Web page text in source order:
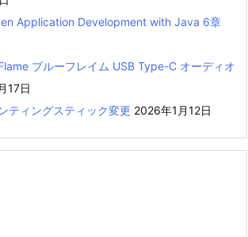
Application Development with Java 6章
ブルーフレイム USB Type-C オーディオ
17日
ティングスティック変更 2026年1月12日